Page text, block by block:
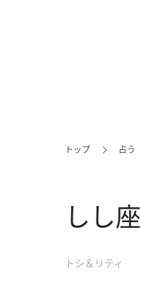
トップ 占う
しし
トシ＆リティ